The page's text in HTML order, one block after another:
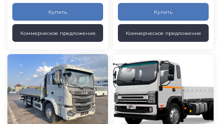
Купить
Коммерческое предложение
Купить
Коммерческое предложение